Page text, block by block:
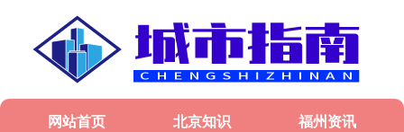
网站首页 北京知识 福州资讯